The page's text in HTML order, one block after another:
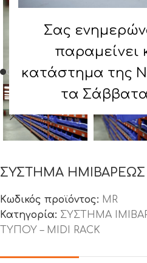
Σας
παραμείνει
κατάστημα της
τα Σάββατα
ΣΥΣΤΗΜΑ ΗΜΙΒΑΡΕΩΣ
Κωδικός προϊόντος: MR
Κατηγορία: ΣΥΣΤΗΜΑ
ΤΥΠΟΥ – MIDI RACK